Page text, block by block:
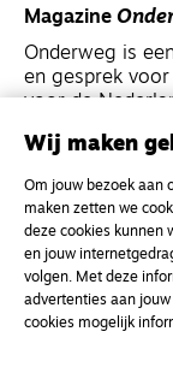
Magazine
Onderweg is
en gesprek
voor de
Kvk-nummer
NL46 INGB
Wij maken
Om jouw bezoek aan
maken zetten we
deze cookies kunnen
en jouw
volgen. Met deze
advertenties aan
cookies mogelijk